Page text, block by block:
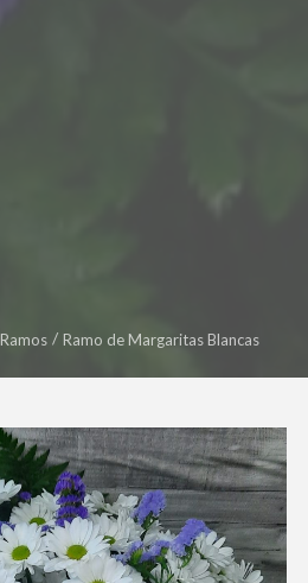
Ramos Ramo de Margaritas Blancas